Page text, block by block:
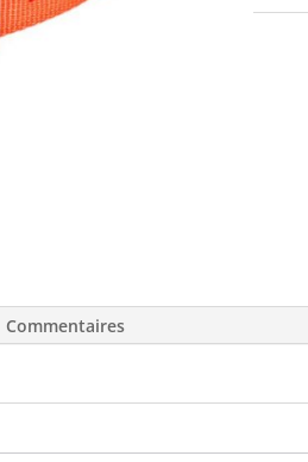
Commentaires